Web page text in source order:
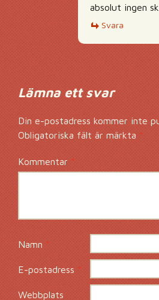
absolut ingen
Svara
Lämna ett svar
Din e-postadress kommer inte
Obligatoriska fält är märkta*
Kommentar *
Namn*
E-postadress *
Webbplats